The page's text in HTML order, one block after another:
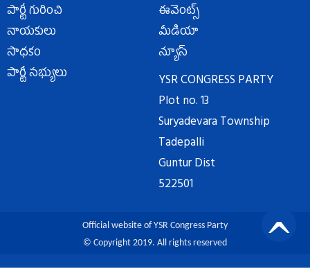
పార్టీ గురించి
నాయకులు
సాధకం
పార్టీ సభ్యులు
ఈవెంట్స్
మీడియా
న్యూస్
YSR CONGRESS PARTY
Plot no. 13
Suryadevara Township
Tadepalli
Guntur Dist
522501
Official website of YSR Congress Party
© Copyright 2019. All rights reserved